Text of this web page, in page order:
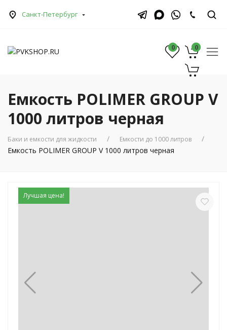
Санкт-Петербург
0 0
0
Емкость POLIMER GROUP V
1000 литров черная
Баки и емкости для жидкости Емкости до 1000 литров
Емкость POLIMER GROUP V 1000 литров черная
Лучшая цена!